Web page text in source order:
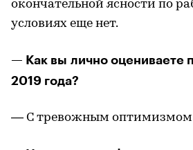
окончательной ясности по
условиях еще нет.
— Как вы лично оцениваете
2019 года?
— С тревожным